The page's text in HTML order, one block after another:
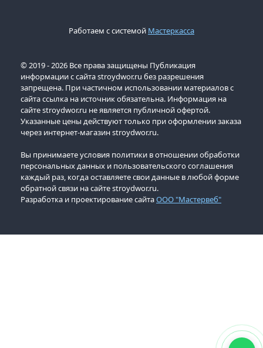
Работаем с системой Мастеркасса
© 2019 - 2026 Все права защищены Публикация
информации с сайта stroydwor.ru без разрешения
запрещена. При частичном использовании материалов с
сайта ссылка на источник обязательна. Информация на
сайте stroydwor.ru не является публичной офертой.
Указанные цены действуют только при оформлении заказа
через интернет-магазин stroydwor.ru.
Вы принимаете условия политики в отношении обработки
персональных данных и пользовательского соглашения
каждый раз, когда оставляете свои данные в любой форме
обратной связи на сайте stroydwor.ru.
Разработка и проектирование сайтаООО "Мастервеб"